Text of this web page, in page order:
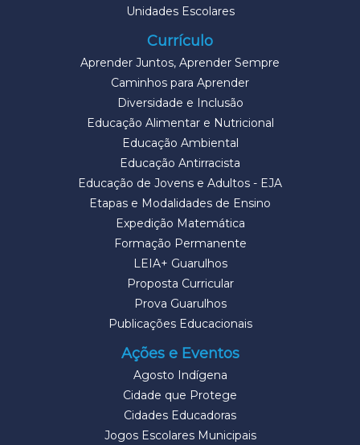
Unidades Escolares
Currículo
Aprender Juntos, Aprender Sempre
Caminhos para Aprender
Diversidade e Inclusão
Educação Alimentar e Nutricional
Educação Ambiental
Educação Antirracista
Educação de Jovens e Adultos - EJA
Etapas e Modalidades de Ensino
Expedição Matemática
Formação Permanente
LEIA+ Guarulhos
Proposta Curricular
Prova Guarulhos
Publicações Educacionais
Ações e Eventos
Agosto Indígena
Cidade que Protege
Cidades Educadoras
Jogos Escolares Municipais